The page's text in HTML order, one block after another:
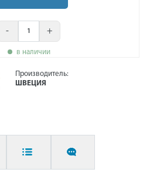
- +
в наличии
Производитель:
ШВЕЦИЯ